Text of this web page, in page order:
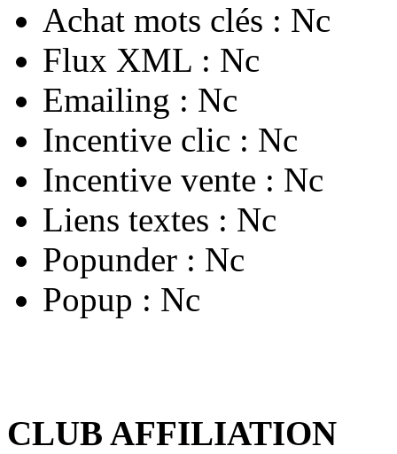
Achat mots clés : Nc
Flux XML : Nc
Emailing : Nc
Incentive clic : Nc
Incentive vente : Nc
Liens textes : Nc
Popunder : Nc
Popup : Nc
CLUB AFFILIATION